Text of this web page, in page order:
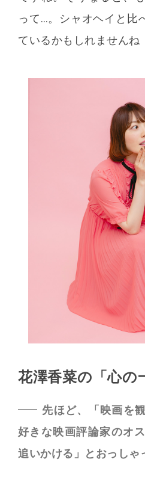
って…。シャオヘイと比
ているかもしれませんね
花澤香菜の「心の
先ほど、「映画を
好きな映画評論家のオ
追いかける」とおっしゃ